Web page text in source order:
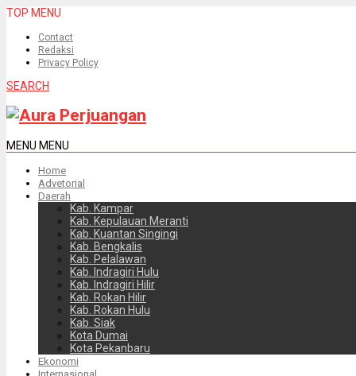
TOP MENU
Contact
Redaksi
Privacy Policy
SEARCH
MENU MENU
Home
Advetorial
Daerah
Kab. Kampar
Kab. Kepulauan Meranti
Kab. Kuantan Singingi
Kab. Bengkalis
Kab. Pelalawan
Kab. Indragiri Hulu
Kab. Indragiri Hilir
Kab. Rokan Hilir
Kab. Rokan Hulu
Kab. Siak
Kota Dumai
Kota Pekanbaru
Ekonomi